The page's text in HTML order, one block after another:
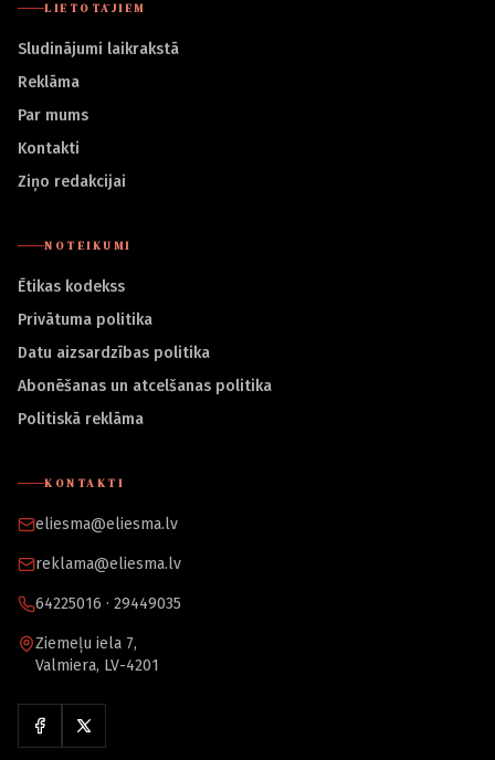
LIETOTĀJIEM
Sludinājumi laikrakstā
Reklāma
Par mums
Kontakti
Ziņo redakcijai
NOTEIKUMI
Ētikas kodekss
Privātuma politika
Datu aizsardzības politika
Abonēšanas un atcelšanas politika
Politiskā reklāma
KONTAKTI
eliesma@eliesma.lv
reklama@eliesma.lv
64225016 · 29449035
Ziemeļu iela 7,
Valmiera, LV-4201